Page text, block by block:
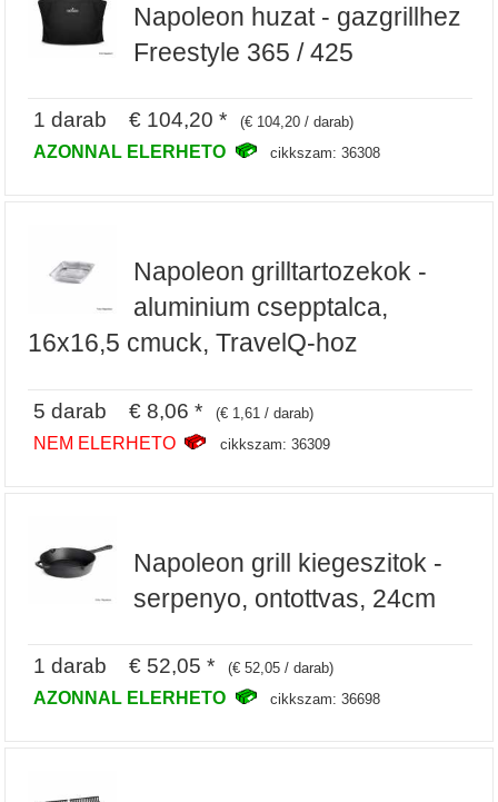
Napoleon huzat - gazgrillhez
Freestyle 365 / 425
1 darab € 104,20 * (€ 104,20 / darab)
AZONNAL ELERHETO cikkszam: 36308
Napoleon grilltartozekok -
aluminium csepptalca,
16x16,5 cmuck, TravelQ-hoz
5 darab € 8,06 * (€ 1,61 / darab)
NEM ELERHETO cikkszam: 36309
Napoleon grill kiegeszitok -
serpenyo, ontottvas, 24cm
1 darab € 52,05 * (€ 52,05 / darab)
AZONNAL ELERHETO cikkszam: 36698